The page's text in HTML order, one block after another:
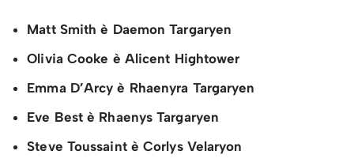
Matt Smith è Daemon Targaryen
Olivia Cooke è Alicent Hightower
Emma D’Arcy è Rhaenyra Targaryen
Eve Best è Rhaenys Targaryen
Steve Toussaint è Corlys Velaryon